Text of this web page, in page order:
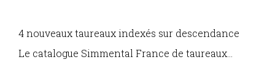
4 nouveaux taureaux indexés sur descendance
Le catalogue Simmental France de taureaux...